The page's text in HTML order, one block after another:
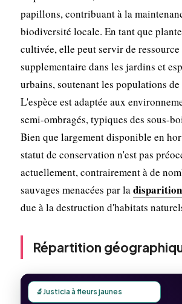
papillons, contribuant à la
biodiversité locale. En tant que
cultivée, elle peut servir de
supplementaire dans les jardins et
urbains, soutenant les populations
L'espèce est adaptée aux
semi-ombragés, typiques des sous-
Bien que largement disponible en
statut de conservation n'est pas
actuellement, contrairement à de
sauvages menacées par la
due à la destruction d'habitats
Répartition